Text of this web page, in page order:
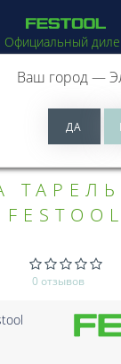
успей купить!
Официальный
Ваш город —
FESTOOL
0 отзывов